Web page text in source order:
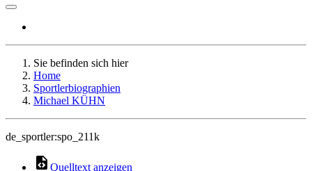
Sie befinden sich hier
Home
Sportlerbiographien
Michael KÜHN
de_sportler:spo_211k
Quelltext anzeigen